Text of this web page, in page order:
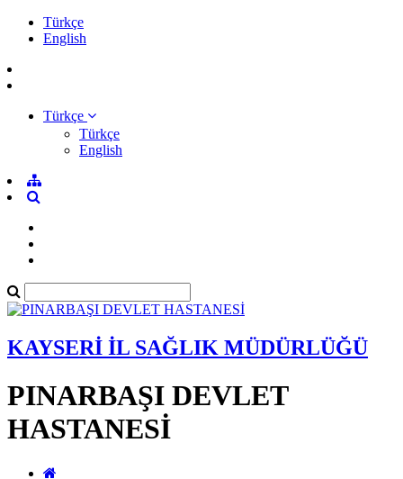
Türkçe
English
Türkçe
Türkçe
English
KAYSERİ İL SAĞLIK MÜDÜRLÜĞÜ
PINARBAŞI DEVLET
HASTANESİ